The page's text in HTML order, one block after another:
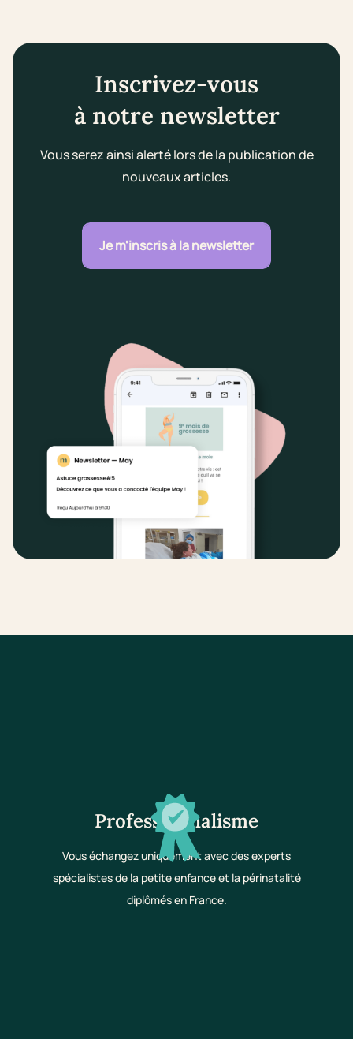
Inscrivez-vous
à notre newsletter
Vous serez ainsi alerté lors de la publication de
nouveaux articles.
Je m'inscris à la newsletter
Professionnalisme
Vous échangez uniquement avec des experts
spécialistes de la petite enfance et la périnatalité
diplômés en France.